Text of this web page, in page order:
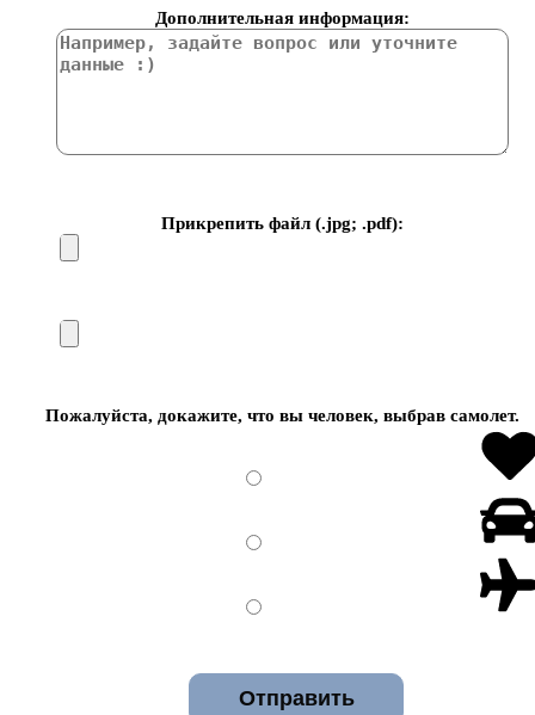
Дополнительная информация:
Прикрепить файл (.jpg; .pdf):
Пожалуйста, докажите, что вы человек, выбравсамолет.